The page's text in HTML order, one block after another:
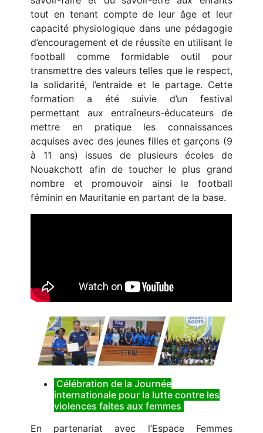
tout en tenant compte de leur âge et leur
capacité physiologique dans une pédagogie
d’encouragement et de réussite en utilisant le
football comme formidable outil pour
transmettre des valeurs telles que le respect,
la solidarité, l’entraide et le partage. Cette
formation a été suivie d’un festival
permettant aux entraîneurs-éducateurs de
mettre en pratique les connaissances
acquises avec des jeunes filles et garçons (9
à 11 ans) issues de plusieurs écoles de
Nouakchott afin de toucher le plus grand
nombre et promouvoir ainsi le football
féminin en Mauritanie en partant de la base.
Célébration de la Journée
internationale pour la lutte contre les
violences faites aux femmes
En partenariat avec l’Espace Femmes